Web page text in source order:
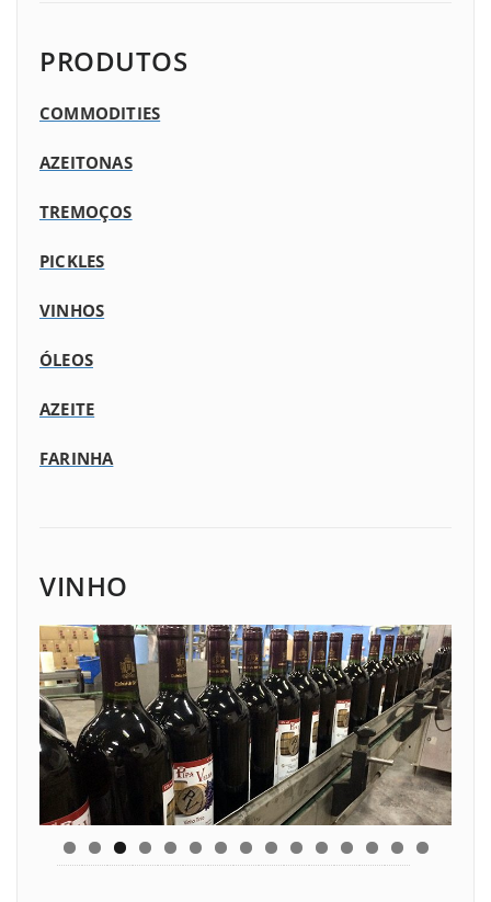
PRODUTOS
COMMODITIES
AZEITONAS
TREMOÇOS
PICKLES
VINHOS
ÓLEOS
AZEITE
FARINHA
VINHO